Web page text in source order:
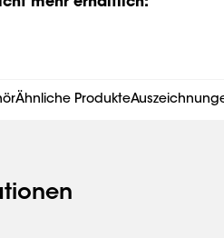
Ähnliche Produkte